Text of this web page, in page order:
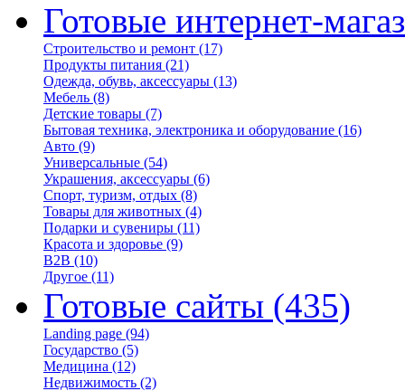
Готовые интернет-
Строительство и ремонт (17)
Продукты питания (21)
Одежда, обувь, аксессуары (13)
Мебель (8)
Детские товары (7)
Бытовая техника, электроника и оборудование (16)
Авто (9)
Универсальные (54)
Украшения, аксессуары (6)
Спорт, туризм, отдых (8)
Товары для животных (4)
Подарки и сувениры (11)
Красота и здоровье (9)
B2B (10)
Другое (11)
Готовые сайты (435)
Landing page (94)
Государство (5)
Медицина (12)
Недвижимость (2)